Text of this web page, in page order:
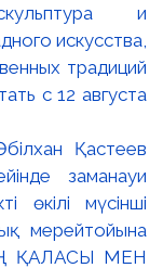
и
искусства,
традиций
с 12 августа